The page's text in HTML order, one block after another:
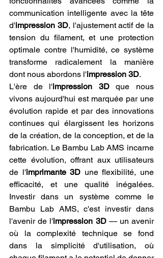
communication intelligente avec la tête
d'impression 3D, l'ajustement actif de la
tension du filament, et une protection
optimale contre l'humidité, ce système
transforme radicalement la manière
dont nous abordons l'impression 3D.
L'ère de l'impression 3D que nous
vivons aujourd'hui est marquée par une
évolution rapide et par des innovations
continues qui élargissent les horizons
de la création, de la conception, et de la
fabrication. Le Bambu Lab AMS incarne
cette évolution, offrant aux utilisateurs
de l'imprimante 3D une flexibilité, une
efficacité, et une qualité inégalées.
Investir dans un système comme le
Bambu Lab AMS, c'est investir dans
l'avenir de l'impression 3D — un avenir
où la complexité technique se fond
dans la simplicité d'utilisation, où